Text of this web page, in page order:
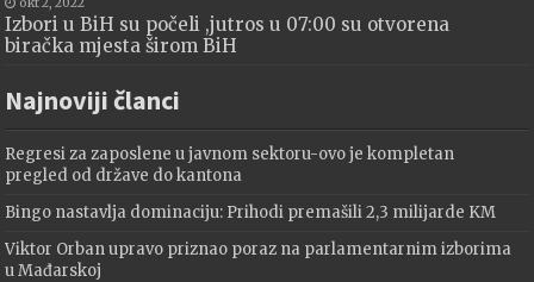
Izbori u BiH su počeli ,jutros u 07:00 su otvorena
biračka mjesta širom BiH
Najnoviji članci
Regresi za zaposlene u javnom sektoru-ovo je kompletan
pregled od države do kantona
Bingo nastavlja dominaciju: Prihodi premašili 2,3 milijarde KM
Viktor Orban upravo priznao poraz na parlamentarnim izborima
u Mađarskoj